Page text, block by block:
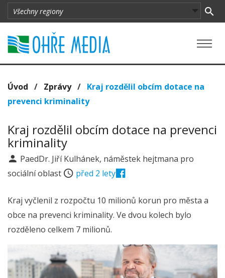
Úvod / Zprávy/ Kraj rozdělil obcím dotace na
prevenci kriminality
Kraj rozdělil obcím dotace na prevenci
kriminality
PaedDr. Jiří Kulhánek, náměstek hejtmana pro
sociální oblast
před 2 lety
Kraj vyčlenil z rozpočtu 10 milionů korun pro města a
obce na prevenci kriminality. Ve dvou kolech bylo
rozděleno celkem 7 milionů.